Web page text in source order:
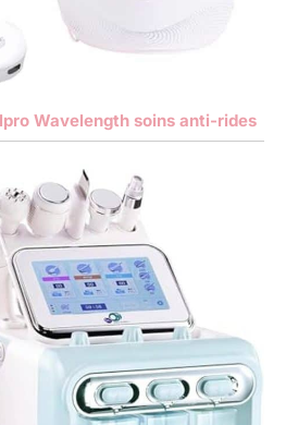
Wavelength soins anti-rides